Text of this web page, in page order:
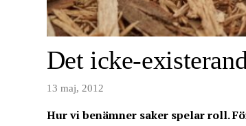
Det icke-
13 maj, 2012
Hur vi benämner saker spelar roll.